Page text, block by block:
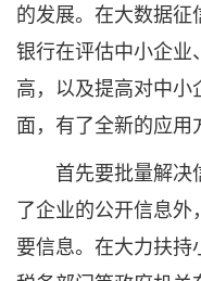
的发展。在大数据征
银行在评估中小企
高，以及提高对中
面，有了全新的应用
首先要批量解决
了企业的公开信息
要信息。在大力扶